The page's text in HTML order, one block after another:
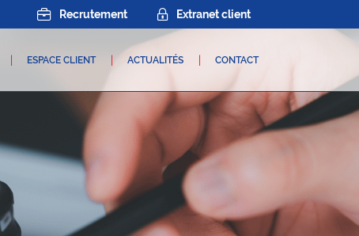
Recrutement Extranet client
ESPACE CLIENT ACTUALITÉS CONTACT